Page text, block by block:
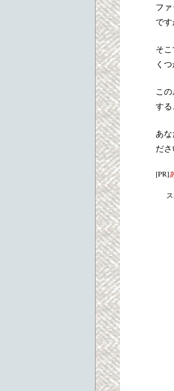
フ
で
そ
く
こ
する
あ
ださ
[PR]